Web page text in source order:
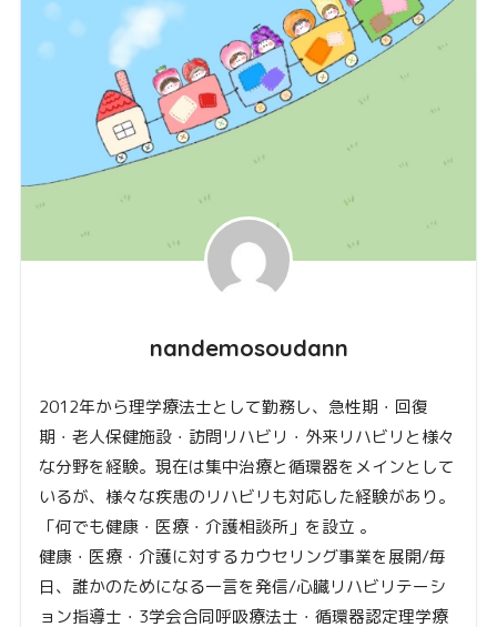
nandemosoudann
2012年から理学療法士として勤務し、急性期・回復
期・老人保健施設・訪問リハビリ・外来リハビリと様々
な分野を経験。現在は集中治療と循環器をメインとして
いるが、様々な疾患のリハビリも対応した経験があり。
「何でも健康・医療・介護相談所」を設立 。
健康・医療・介護に対するカウセリング事業を展開/毎
日、誰かのためになる一言を発信/心臓リハビリテーシ
ョン指導士・3学会合同呼吸療法士・循環器認定理学療